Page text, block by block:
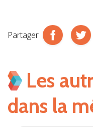
Partager
Les
dans la